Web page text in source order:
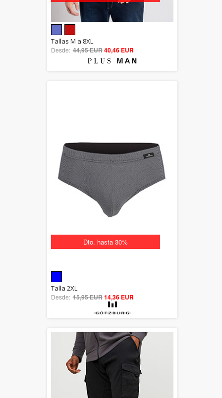
out of 5
Tallas M a 8XL
Desde: 44,95 EUR40,46 EUR
Dto. hasta 30%
out of 5
Talla 2XL
Desde: 15,95 EUR14,36 EUR